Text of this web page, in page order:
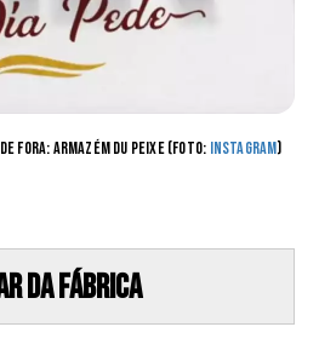
Fora: Armazém du Peixe (Foto: Instagram)
da Fábrica